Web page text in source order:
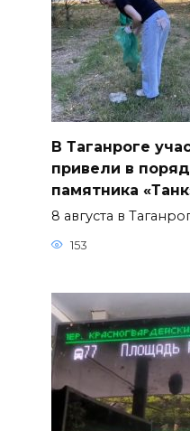
В Таганроге
привели в
памятника
8 августа в
153